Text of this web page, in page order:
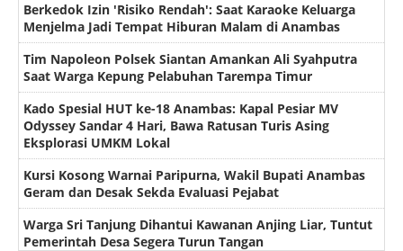
Berkedok Izin 'Risiko Rendah': Saat Karaoke Keluarga
Menjelma Jadi Tempat Hiburan Malam di Anambas
Tim Napoleon Polsek Siantan Amankan Ali Syahputra
Saat Warga Kepung Pelabuhan Tarempa Timur
Kado Spesial HUT ke-18 Anambas: Kapal Pesiar MV
Odyssey Sandar 4 Hari, Bawa Ratusan Turis Asing
Eksplorasi UMKM Lokal
Kursi Kosong Warnai Paripurna, Wakil Bupati Anambas
Geram dan Desak Sekda Evaluasi Pejabat
Warga Sri Tanjung Dihantui Kawanan Anjing Liar, Tuntut
Pemerintah Desa Segera Turun Tangan